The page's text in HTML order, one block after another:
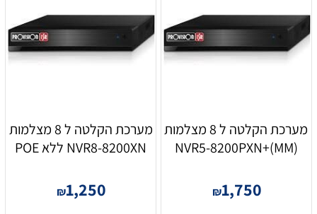
מערכת הקלטה ל 8 מצלמות
NVR5-8200PXN+(MM)
₪1,750
מערכת הקלטה ל 8 מצלמות
NVR8-8200XN ללא POE
₪1,250